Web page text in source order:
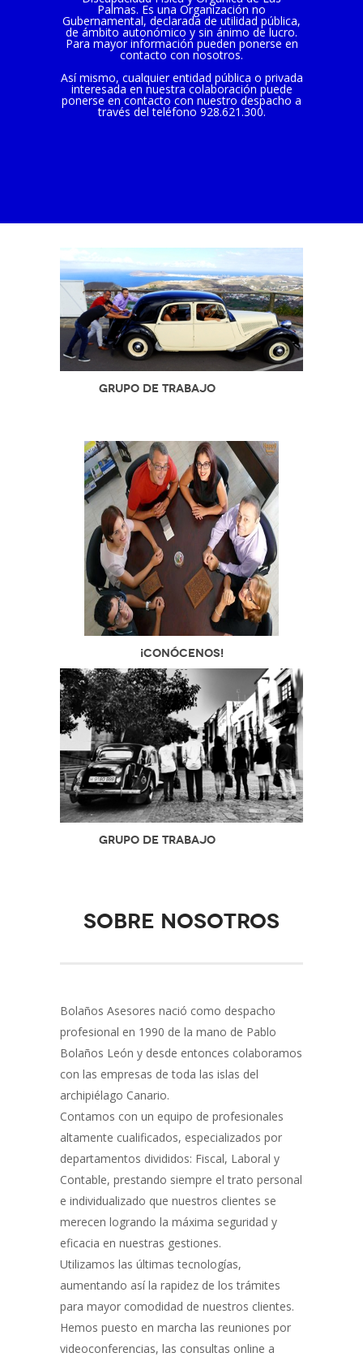
Palmas. Es una Organización no
Gubernamental, declarada de utilidad pública,
de ámbito autonómico y sin ánimo de lucro.
Para mayor información pueden ponerse en
contacto con nosotros.
Así mismo, cualquier entidad pública o privada
interesada en nuestra colaboración puede
ponerse en contacto con nuestro despacho a
través del teléfono 928.621.300.
Grupo de Trabajo
¡Conócenos!
---
Grupo de Trabajo
Sobre nosotros
Bolaños Asesores nació como despacho
profesional en 1990 de la mano de Pablo
Bolaños León y desde entonces colaboramos
con las empresas de toda las islas del
archipiélago Canario.
Contamos con un equipo de profesionales
altamente cualificados, especializados por
departamentos divididos: Fiscal, Laboral y
Contable, prestando siempre el trato personal
e individualizado que nuestros clientes se
merecen logrando la máxima seguridad y
eficacia en nuestras gestiones.
Utilizamos las últimas tecnologías,
aumentando así la rapidez de los trámites
para mayor comodidad de nuestros clientes.
Hemos puesto en marcha las reuniones por
videoconferencias, las consultas online a